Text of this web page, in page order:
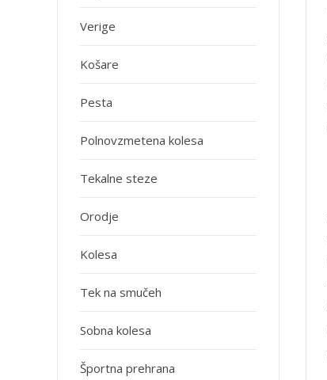
Verige
Košare
Pesta
Polnovzmetena kolesa
Tekalne steze
Orodje
Kolesa
Tek na smučeh
Sobna kolesa
Športna prehrana